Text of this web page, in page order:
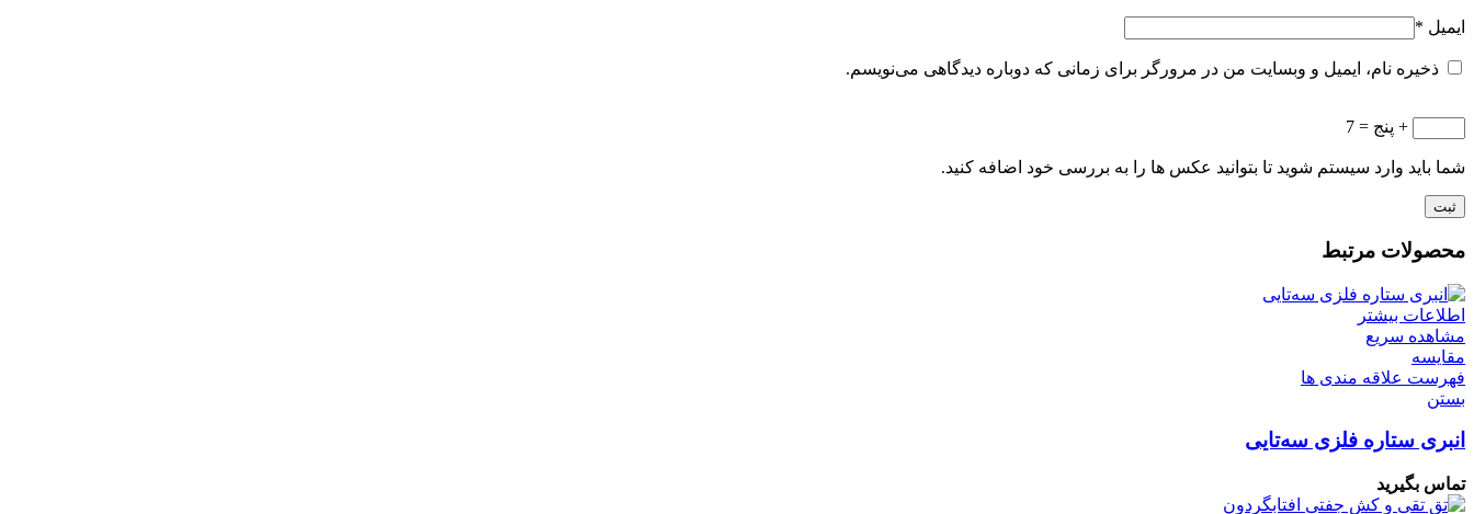
ایمیل *
ذخیره نام، ایمیل و وبسایت من در مرورگر برای زمانی که دوباره دیدگاهی می‌نویسم.
+ پنج = 7
شما باید وارد سیستم شوید تا بتوانید عکس ها را به بررسی خود اضافه کنید.
محصولات مرتبط
اطلاعات بیشتر
مشاهده سریع
مقایسه
فهرست علاقه مندی ها
بستن
انبری ستاره فلزی سه‌تایی
تماس بگیرید